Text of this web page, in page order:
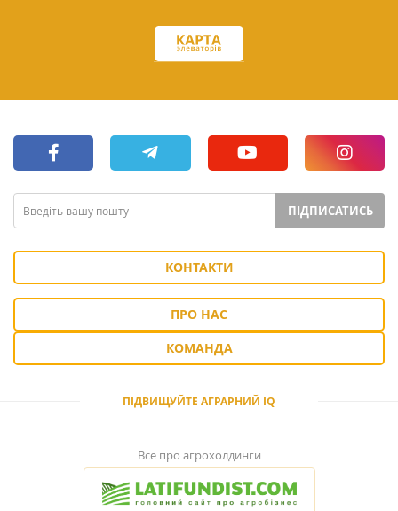
ПІДПИСАТИСЬ
КОНТАКТИ
ПРО НАС
КОМАНДА
ПІДВИЩУЙТЕ АГРАРНИЙ IQ
Все про агрохолдинги